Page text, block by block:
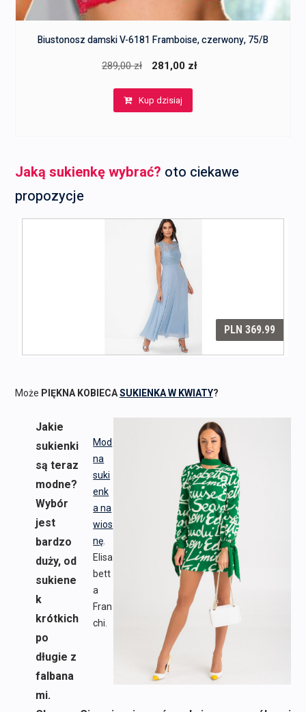
Biustonosz damski V-6181 Framboise, czerwony, 75/B
289,00zł
Pierwotna
wynosiła:
281,00 zł
Kup dzisiaj
Jaką sukienkę wybrać? oto ciekawe
propozycje
Może PIĘKNA KOBIECASUKIENKA W KWIATY?
Mod
na
suki
enk
a na
wios
nę
Elisa
bett
a
Fran
chi.
Jakie
sukienki
są teraz
modne?
Wybór
jest
bardzo
duży, od
sukiene
k
krótkich
po
długie z
falbana
mi.